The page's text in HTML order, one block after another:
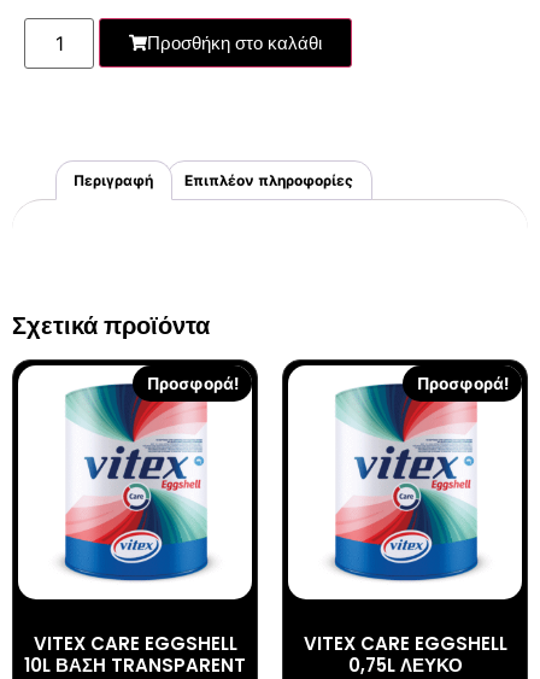
Προσθήκη στο καλάθι
Περιγραφή Επιπλέον πληροφορίες
Σχετικά προϊόντα
Προσφορά!
VITEX CARE EGGSHELL
10L ΒΑΣΗ TRANSPARENT
Προσφορά!
VITEX CARE EGGSHELL
0,75L ΛΕΥΚΟ